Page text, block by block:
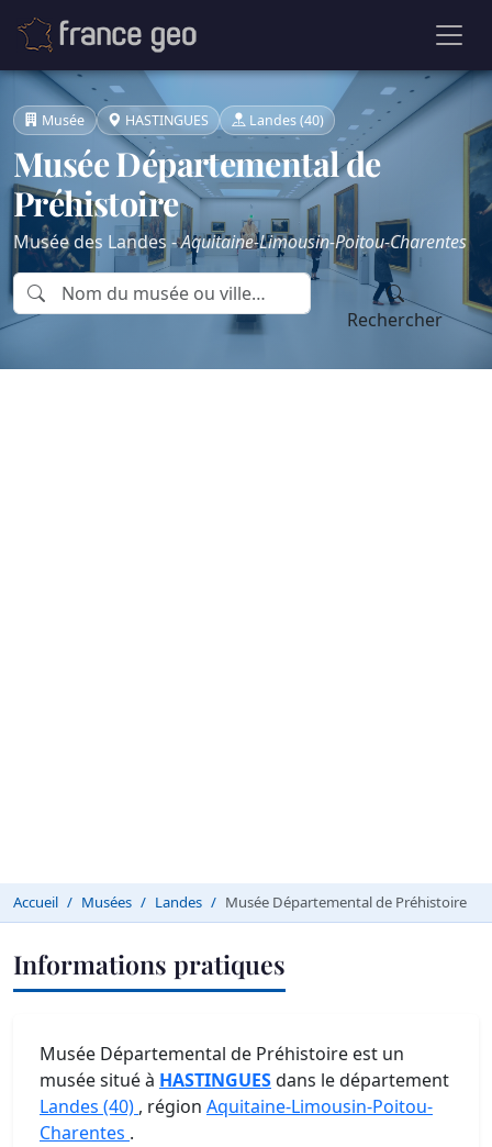
Musée HASTINGUES Landes (40)
Musée Départemental de
Préhistoire
Musée des Landes -Aquitaine-Limousin-Poitou-Charentes
Rechercher
Accueil Musées Landes Musée Départemental de Préhistoire
Informations pratiques
Musée Départemental de Préhistoire est un
musée situé à HASTINGUESdans le département
Landes (40) , région Aquitaine-Limousin-Poitou-
Charentes .